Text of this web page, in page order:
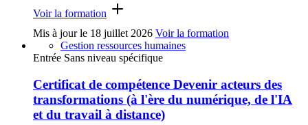
Voir la formation
Mis à jour le 18 juillet 2026 Voir la formation
Gestion ressources humaines
Entrée Sans niveau spécifique
Certificat de compétence Devenir acteurs des
transformations (à l'ère du numérique, de l'IA
et du travail à distance)